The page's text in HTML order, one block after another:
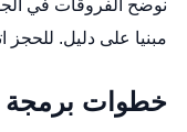
نوضح الفروقات في
مبنيا على دليل. للحجز اتصل
خطوات برمجة